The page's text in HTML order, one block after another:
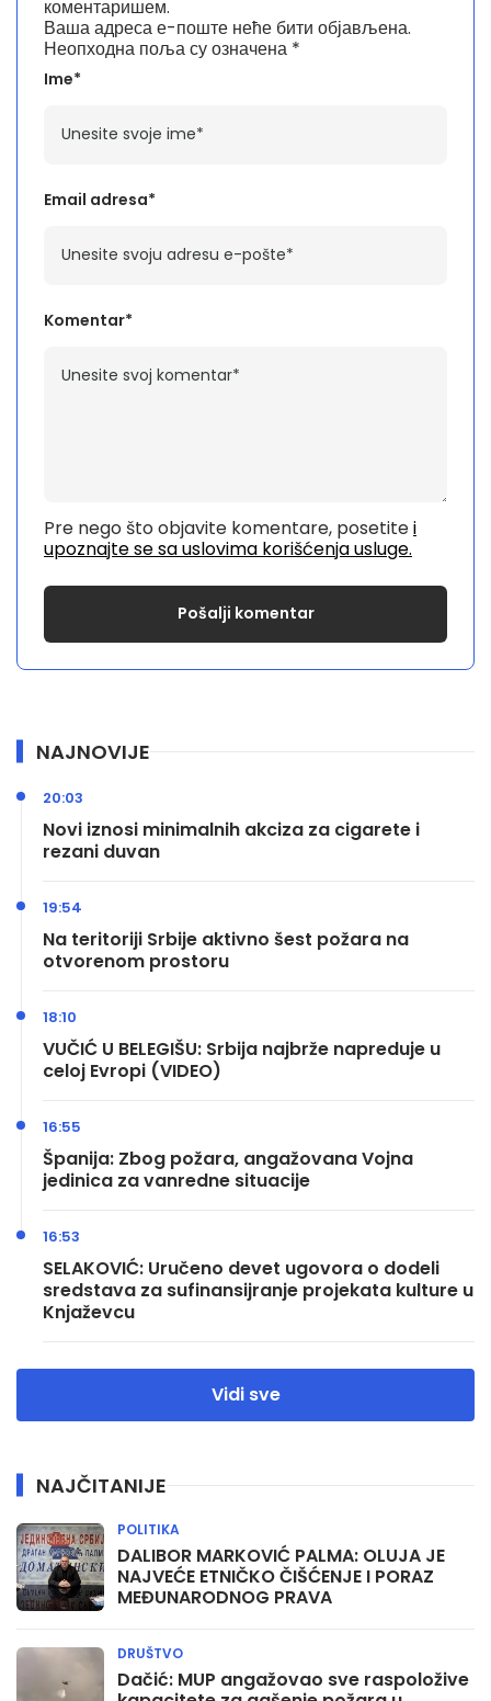
Ваша адреса е-поште неће бити објављена.
Неопходна поља су означена *
Komentar*
Pre nego što objavite komentare, posetitei
upoznajte se sa uslovima korišćenja usluge.
Ime*
Email adresa*
коментаришем.
NAJNOVIJE
Novi iznosi minimalnih akciza za cigarete i
rezani duvan
20:03
Na teritoriji Srbije aktivno šest požara na
otvorenom prostoru
19:54
VUČIĆ U BELEGIŠU: Srbija najbrže napreduje u
celoj Evropi (VIDEO)
18:10
Španija: Zbog požara, angažovana Vojna
jedinica za vanredne situacije
16:55
SELAKOVIĆ: Uručeno devet ugovora o dodeli
sredstava za sufinansijranje projekata kulture u
Knjaževcu
16:53
Vidi sve
NAJČITANIJE
DALIBOR MARKOVIĆ PALMA: OLUJA JE
NAJVEĆE ETNIČKO ČIŠĆENJE I PORAZ
MEĐUNARODNOG PRAVA
POLITIKA
Dačić: MUP angažovao sve raspoložive
DRUŠTVO